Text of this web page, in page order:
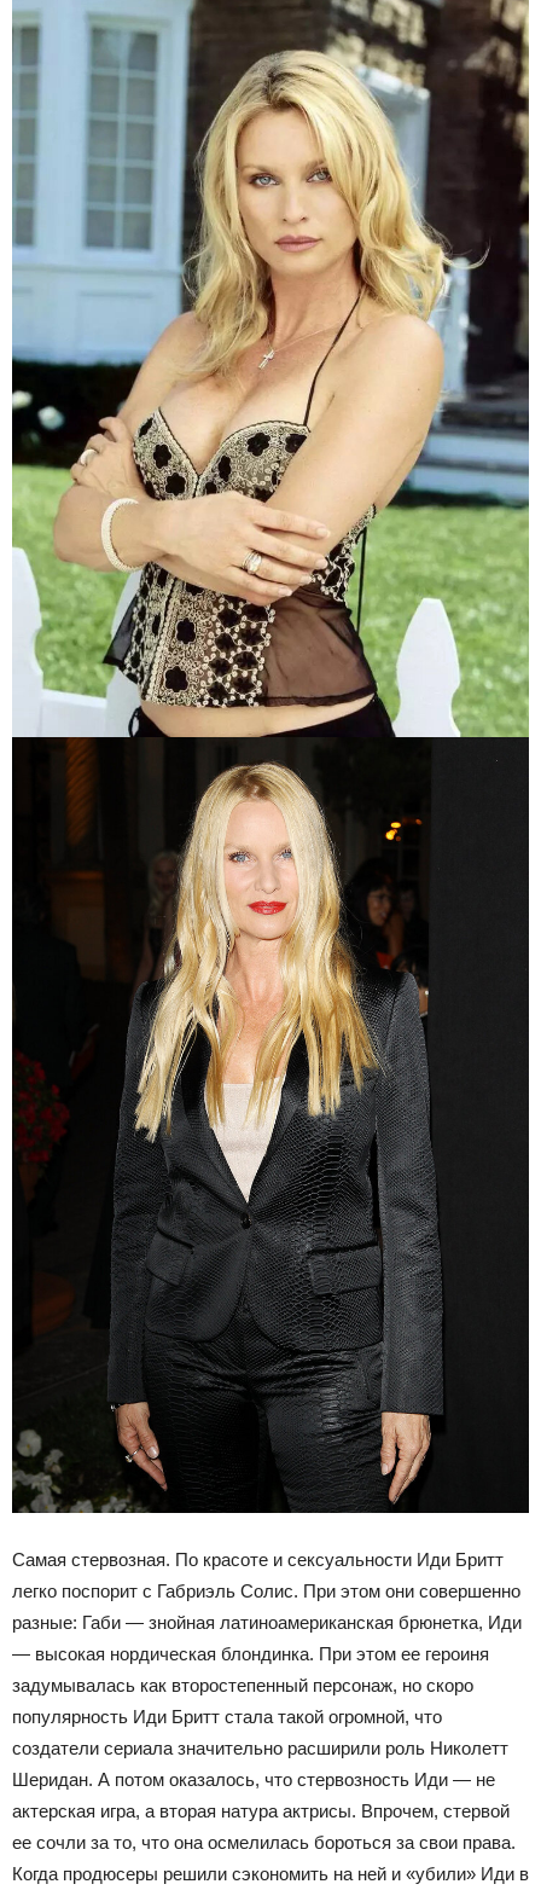
Самая стервозная. По красоте и сексуальности Иди Бритт
легко поспорит с Габриэль Солис. При этом они совершенно
разные: Габи — знойная латиноамериканская брюнетка, Иди
— высокая нордическая блондинка. При этом ее героиня
задумывалась как второстепенный персонаж, но скоро
популярность Иди Бритт стала такой огромной, что
создатели сериала значительно расширили роль Николетт
Шеридан. А потом оказалось, что стервозность Иди — не
актерская игра, а вторая натура актрисы. Впрочем, стервой
ее сочли за то, что она осмелилась бороться за свои права.
Когда продюсеры решили сэкономить на ней и «убили» Иди в